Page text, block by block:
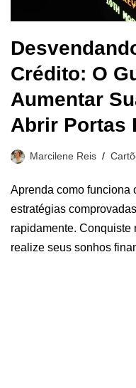
Crédito: O
Aumentar
Abrir Portas
Marcilene Reis
Aprenda como funciona
estratégias
rapidamente. Conquiste
realize seus sonhos